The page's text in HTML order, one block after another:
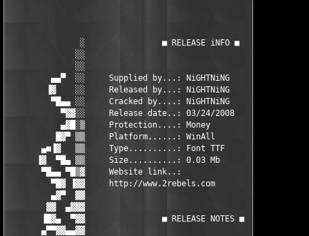
░                ■ RELEASE iNFO ■
░░
░░
▄▄▀  ░░     Supplied by...: NiGHTNiNG
▐▓    ░░     Released by...: NiGHTNiNG
▀█▄▄ ░░     Cracked by....: NiGHTNiNG
▀▓▓░░     Release date..: 03/24/2008
▄▓█░▒     Protection....: Money
█▓▀ ▒▒     Platform......: WinAll
▄■▐▓   ▒▒     Type..........: Font TTF
▐▓  ▀█▄ ▒▒     Size..........: 0.03 Mb
▀█▄▄ ▀█▒▓     Website link..:
▀█▓ ▐▓▓     http://www.2rebels.com
▄▓▀  ▓▓
▓▓  ▄▓▓▓
▐█▓▄  ▀▓▓                ■ RELEASE NOTES ■
▄▀▀▓▓▄▄▓▓